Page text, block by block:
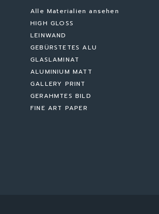
Alle Materialien ansehen
HIGH GLOSS
LEINWAND
GEBÜRSTETES ALU
GLASLAMINAT
ALUMINIUM MATT
GALLERY PRINT
GERAHMTES BILD
FINE ART PAPER